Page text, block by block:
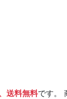
送料無料です。